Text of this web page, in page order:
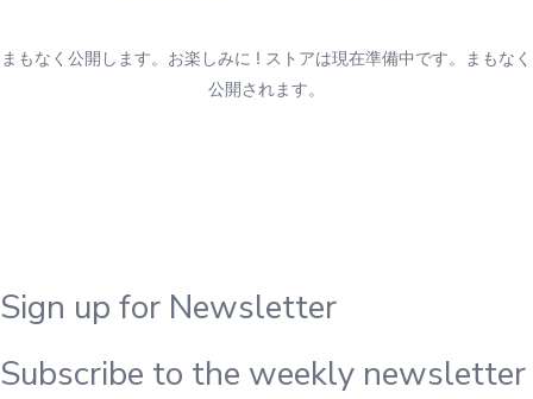
まもなく公開します。お楽しみに ! ストアは現在準備中です。まもなく
公開されます。
Sign up for Newsletter
Subscribe to the weekly newsletter